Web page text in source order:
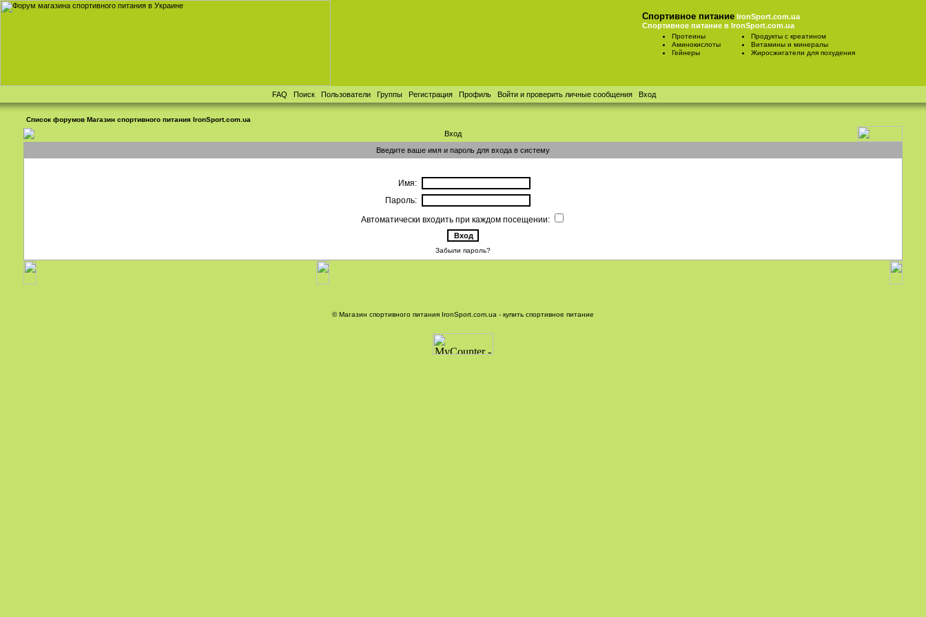
Спортивное питание IronSport.com.ua
Спортивное питание в IronSport.com.ua
Протеины
Аминокислоты
Гейнеры
Продукты с креатином
Витамины и минералы
Жиросжигатели для похудения
FAQ Поиск Пользователи Группы Регистрация Профиль Войти и проверить личные сообщения Вход
Список форумов Магазин спортивного питания IronSport.com.ua
Вход
Введите ваше имя и пароль для входа в систему
Имя:
Пароль:
Автоматически входить при каждом посещении:
Забыли пароль?
© Магазин спортивного питания IronSport.com.ua - купить спортивное питание